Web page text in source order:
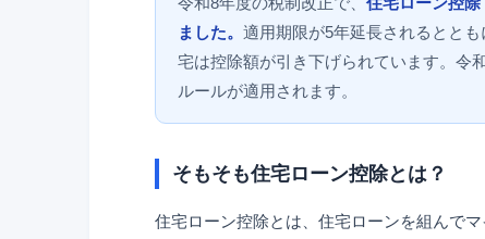
ました。 適用期限が5年延長されるとと
宅は控除額が引き下げられています。令
ルールが適用されます。
そもそも住宅ローン控除とは？
住宅ローン控除とは、住宅ローンを組んで